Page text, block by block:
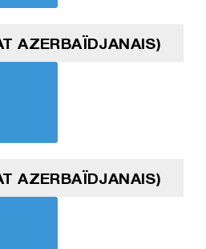
AZERBAÏDJANAIS)
AZERBAÏDJANAIS)